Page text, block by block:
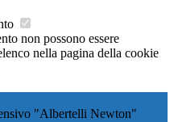
non possono essere
nella pagina della cookie
"Albertelli Newton"